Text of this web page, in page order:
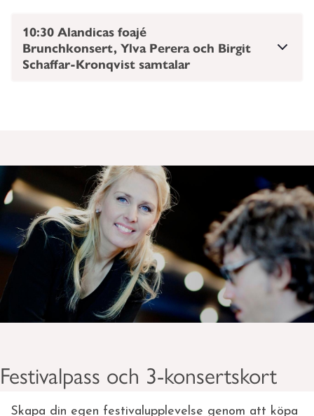
10:30 Alandicas foajé
Brunchkonsert, Ylva Perera och Birgit
Schaffar-Kronqvist samtalar
Festivalpass och 3-konsertskort
Skapa din egen festivalupplevelse genom att köpa